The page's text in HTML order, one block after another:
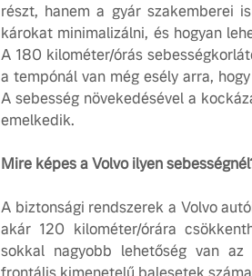
részt, hanem a gyár szakemberei
károkat minimalizálni, és hogyan
A 180 kilométer/órás
a tempónál van még esély arra,
A sebesség növekedésével a
emelkedik.
Mire képes a Volvo ilyen
A biztonsági rendszerek a Volvo
akár 120 kilométer/órára
sokkal nagyobb lehetőség van